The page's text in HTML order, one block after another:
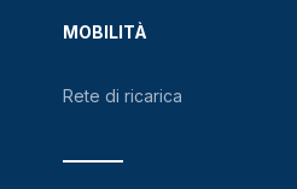
MOBILITÀ
Rete di ricarica